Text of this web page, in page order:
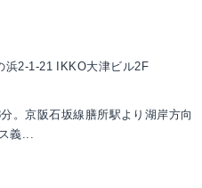
浜2-1-21 IKKO大津ビル2F
。京阪石坂線膳所駅より湖岸方向
義...